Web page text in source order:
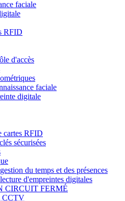
faciale
RFID
d'accès
faciale
digitale
cartes RFID
sécurisées
du temps et des présences
d'empreintes digitales
CIRCUIT FERMÉ
CCTV